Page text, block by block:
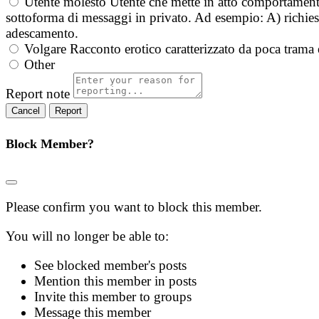
sottoforma di messaggi in privato. Ad esempio: A)
adescamento.
Volgare Racconto erotico caratterizzato da poca
Other
Report note
Report
Block Member?
Please confirm you want to block this member.
You will no longer be able to:
See blocked member's posts
Mention this member in posts
Invite this member to groups
Message this member